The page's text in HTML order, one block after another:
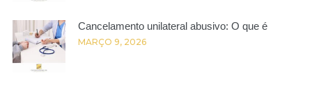
Cancelamento unilateral abusivo: O que é
MARÇO 9, 2026